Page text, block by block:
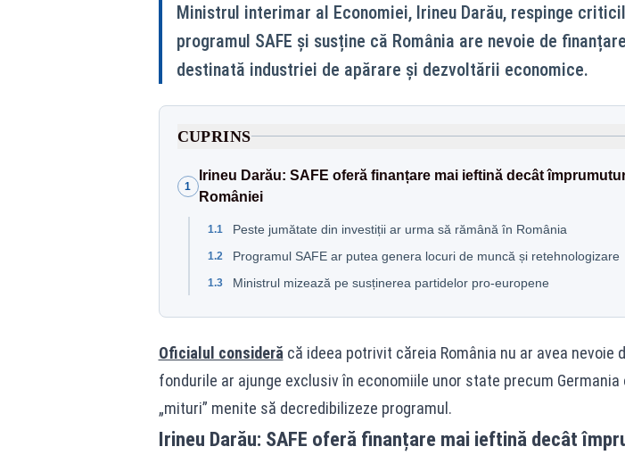
Ministrul interimar al Economiei, Irineu Darău, respinge
programul SAFE și susține că România are nevoie de
destinată industriei de apărare și dezvoltării economice.
CUPRINS
1
Irineu Darău: SAFE oferă finanțare mai ieftină decât
României
1.1 Peste jumătate din investiții ar urma să rămână în România
1.2 Programul SAFE ar putea genera locuri de muncă și retehnologizare
1.3 Ministrul mizează pe susținerea partidelor pro-europene
Oficialul consideră că ideea potrivit căreia România nu ar avea nevoie
fondurile ar ajunge exclusiv în economiile unor state precum
„mituri” menite să decredibilizeze programul.
Irineu Darău: SAFE oferă finanțare mai ieftină decât